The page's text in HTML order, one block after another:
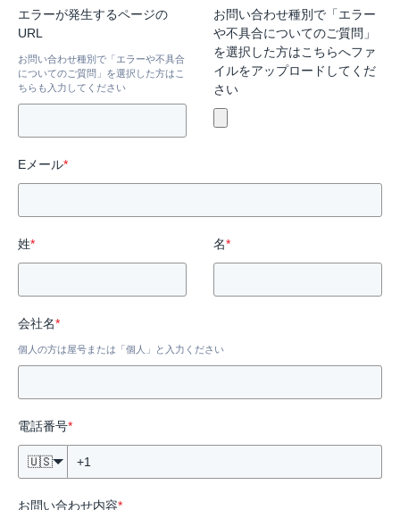
エラーが発生するページの
URL
お問い合わせ種別で「エラーや不具合
についてのご質問」を選択した方はこ
ちらも入力してください
お問い合わせ種別で「エラー
や不具合についてのご質問」
を選択した方はこちらへファ
イルをアップロードしてくだ
さい
Eメール*
姓* 名*
会社名*
個人の方は屋号または「個人」と入力ください
電話番号*
🇺🇸
お問い合わせ内容*